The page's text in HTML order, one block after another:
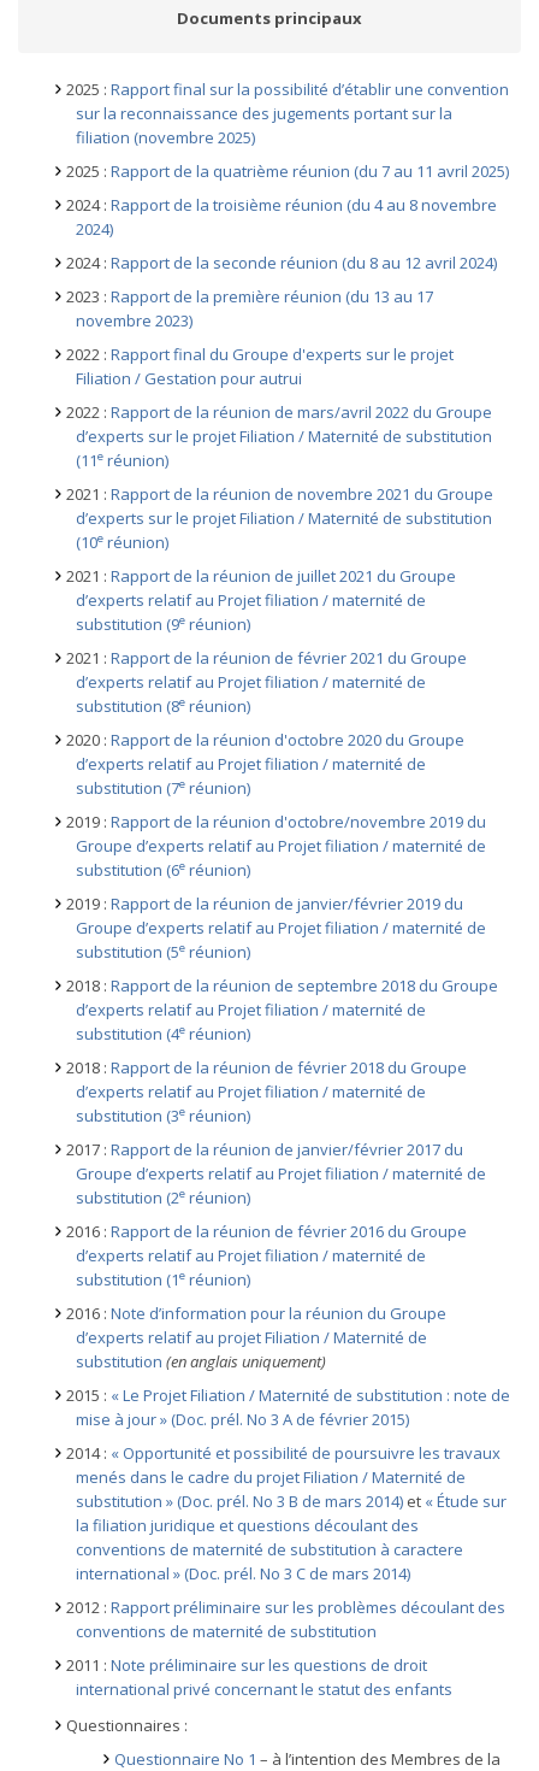
Documents principaux
2025 : Rapport final sur la possibilité d’établir une convention
sur la reconnaissance des jugements portant sur la
filiation (novembre 2025)
2025 : Rapport de la quatrième réunion (du 7 au 11 avril 2025)
2024 : Rapport de la troisième réunion (du 4 au 8 novembre
2024)
2024 : Rapport de la seconde réunion (du 8 au 12 avril 2024)
2023 : Rapport de la première réunion (du 13 au 17
novembre 2023)
2022 : Rapport final du Groupe d'experts sur le projet
Filiation / Gestation pour autrui
2022 : Rapport de la réunion de mars/avril 2022 du Groupe
d’experts sur le projet Filiation / Maternité de substitution
(11e réunion)
2021 : Rapport de la réunion de novembre 2021 du Groupe
d’experts sur le projet Filiation / Maternité de substitution
(10e réunion)
2021 : Rapport de la réunion de juillet 2021 du Groupe
d’experts relatif au Projet filiation / maternité de
substitution (9e réunion)
2021 : Rapport de la réunion de février 2021 du Groupe
d’experts relatif au Projet filiation / maternité de
substitution (8e réunion)
2020 : Rapport de la réunion d'octobre 2020 du Groupe
d’experts relatif au Projet filiation / maternité de
substitution (7e réunion)
2019 : Rapport de la réunion d'octobre/novembre 2019 du
Groupe d’experts relatif au Projet filiation / maternité de
substitution (6e réunion)
2019 : Rapport de la réunion de janvier/février 2019 du
Groupe d’experts relatif au Projet filiation / maternité de
substitution (5e réunion)
2018 : Rapport de la réunion de septembre 2018 du Groupe
d’experts relatif au Projet filiation / maternité de
substitution (4e réunion)
2018 : Rapport de la réunion de février 2018 du Groupe
d’experts relatif au Projet filiation / maternité de
substitution (3e réunion)
2017 : Rapport de la réunion de janvier/février 2017 du
Groupe d’experts relatif au Projet filiation / maternité de
substitution (2e réunion)
2016 : Rapport de la réunion de février 2016 du Groupe
d’experts relatif au Projet filiation / maternité de
substitution (1e réunion)
2016 : Note d’information pour la réunion du Groupe
d’experts relatif au projet Filiation / Maternité de
substitution (en anglais uniquement)
2015 : « Le Projet Filiation / Maternité de substitution : note de
mise à jour » (Doc. prél. No 3 A de février 2015)
2014 : « Opportunité et possibilité de poursuivre les travaux
menés dans le cadre du projet Filiation / Maternité de
substitution » (Doc. prél. No 3 B de mars 2014) et « Étude sur
la filiation juridique et questions découlant des
conventions de maternité de substitution à caractere
international » (Doc. prél. No 3 C de mars 2014)
2012 : Rapport préliminaire sur les problèmes découlant des
conventions de maternité de substitution
2011 : Note préliminaire sur les questions de droit
international privé concernant le statut des enfants
Questionnaires :
Questionnaire No 1 – à l’intention des Membres de la